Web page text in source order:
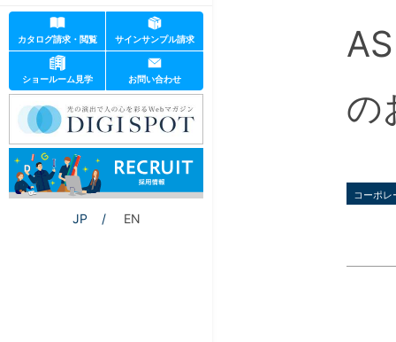
カタログ請求・閲覧 サインサンプル請求
ショールーム見学 お問い合わせ
JP EN
の
コーポレ